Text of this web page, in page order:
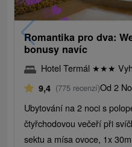
Romantika pro dva:
bonusy navíc
Hotel Termál ★★★
9,4 (775 recenzí)Od 2
Ubytování na 2 noci s
čtyřchodovou večeří při
sektu a mísa ovoce, 1x